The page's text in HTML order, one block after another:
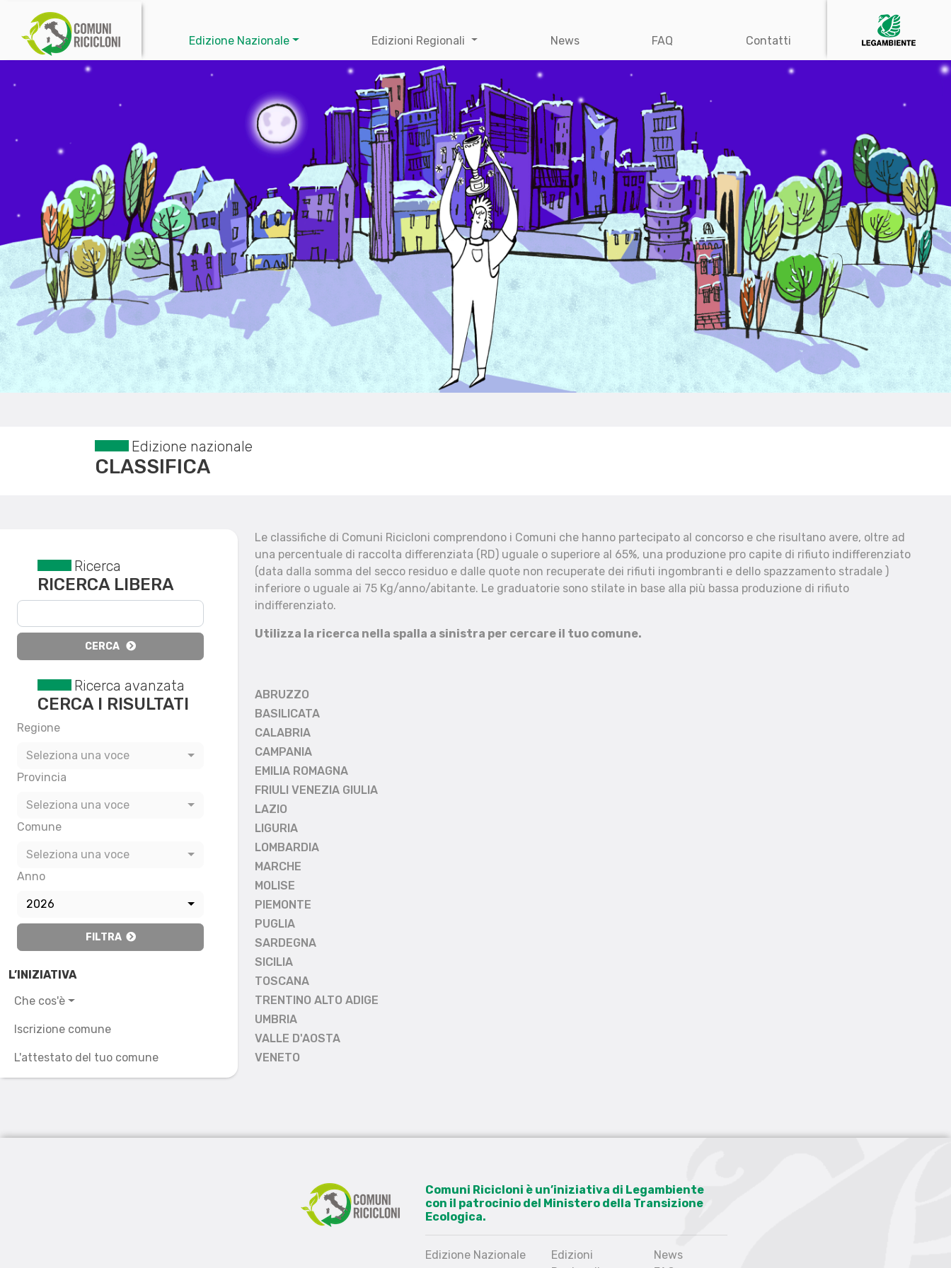
Edizione Nazionale Edizioni Regionali News FAQ Contatti
Edizione nazionale
CLASSIFICA
Reset filtri
Ricerca
RICERCA LIBERA
CERCA
Ricerca avanzata
CERCA I RISULTATI
Regione
Seleziona una voce
Provincia
Seleziona una voce
Comune
Seleziona una voce
Anno
2026
FILTRA
L’INIZIATIVA
Che cos'è
Iscrizione comune
L'attestato del tuo comune
Le classifiche di Comuni Ricicloni comprendono i Comuni che hanno partecipato al concorso e che risultano avere, oltre ad
una percentuale di raccolta differenziata (RD) uguale o superiore al 65%, una produzione pro capite di rifiuto indifferenziato
(data dalla somma del secco residuo e dalle quote non recuperate dei rifiuti ingombranti e dello spazzamento stradale )
inferiore o uguale ai 75 Kg/anno/abitante. Le graduatorie sono stilate in base alla più bassa produzione di rifiuto
indifferenziato.
Utilizza la ricerca nella spalla a sinistra per cercare il tuo comune.
ABRUZZO
BASILICATA
CALABRIA
CAMPANIA
EMILIA ROMAGNA
FRIULI VENEZIA GIULIA
LAZIO
LIGURIA
LOMBARDIA
MARCHE
MOLISE
PIEMONTE
PUGLIA
SARDEGNA
SICILIA
TOSCANA
TRENTINO ALTO ADIGE
UMBRIA
VALLE D'AOSTA
VENETO
Comuni Ricicloni è un’iniziativa di Legambiente
con il patrocinio del Ministero della Transizione
Ecologica.
Edizione Nazionale
Edizioni
News